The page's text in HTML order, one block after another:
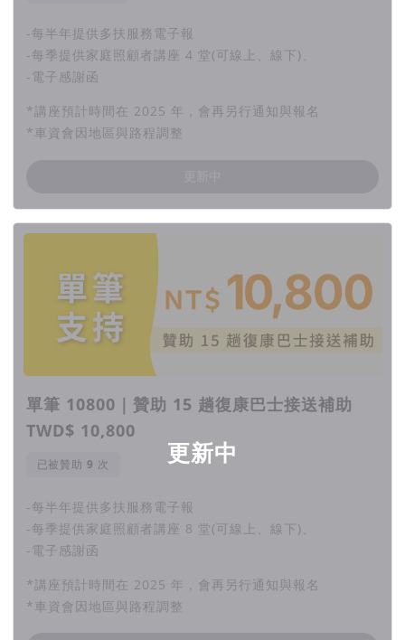
-每半年提供多扶服務電子報
-每季提供家庭照顧者講座 4 堂(可線上、線下)、
-電子感謝函
*講座預計時間在 2025 年，會再另行通知與報名
*車資會因地區與路程調整
更新中
單筆 10800｜贊助 15 趟復康巴士接送補助
TWD$ 10,800
已被贊助 次
-每半年提供多扶服務電子報
-每季提供家庭照顧者講座 8 堂(可線上、線下)、
-電子感謝函
*講座預計時間在 2025 年，會再另行通知與報名
*車資會因地區與路程調整